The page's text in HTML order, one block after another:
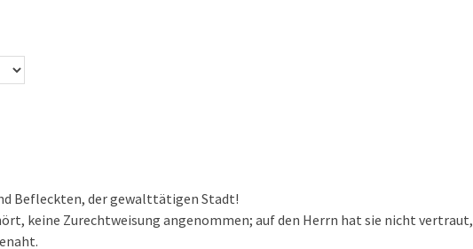
Befleckten, der gewalttätigen Stadt!
keine Zurechtweisung angenommen; auf den Herrn hat sie nicht vertraut,